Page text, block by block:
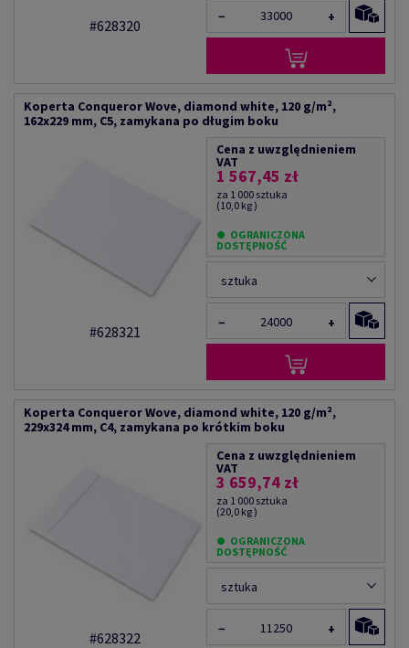
#628320 − +
Koperta Conqueror Wove, diamond white, 120 g/m²,
162x229 mm, C5, zamykana po długim boku
#628321
Cena z uwzględnieniem
VAT
1 567,45 zł
za 1 000 sztuka
(10,0 kg )
OGRANICZONA
DOSTĘPNOŚĆ
sztuka
− +
Koperta Conqueror Wove, diamond white, 120 g/m²,
229x324 mm, C4, zamykana po krótkim boku
#628322
Cena z uwzględnieniem
VAT
3 659,74 zł
za 1 000 sztuka
(20,0 kg )
OGRANICZONA
DOSTĘPNOŚĆ
sztuka
− +